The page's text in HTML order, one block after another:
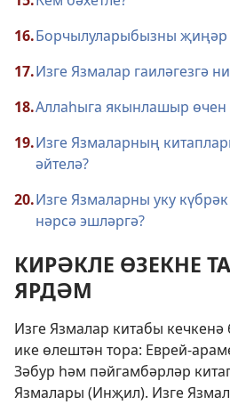
16.Борчылуларыбызны җиңәр
17.Изге Язмалар гаиләгезгә
18.Аллаһыга якынлашыр өчен
19.Изге Язмаларның
әйтелә?
20.Изге Язмаларны уку
нәрсә эшләргә?
КИРӘКЛЕ ӨЗЕКНЕ
ЯРДӘМ
Изге Язмалар китабы кечкенә
ике өлештән тора: Еврей-
Зәбур һәм пәйгамбәрләр
Язмалары (Инҗил). Изге